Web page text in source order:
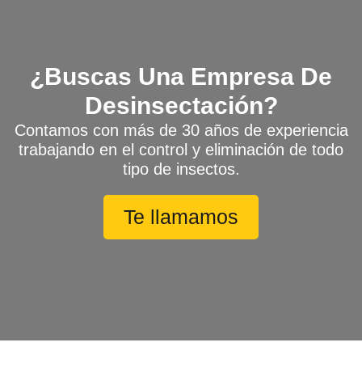
¿Buscas Una Empresa De
Desinsectación?
Contamos con más de 30 años de experiencia
trabajando en el control y eliminación de todo
tipo de insectos.
Te llamamos